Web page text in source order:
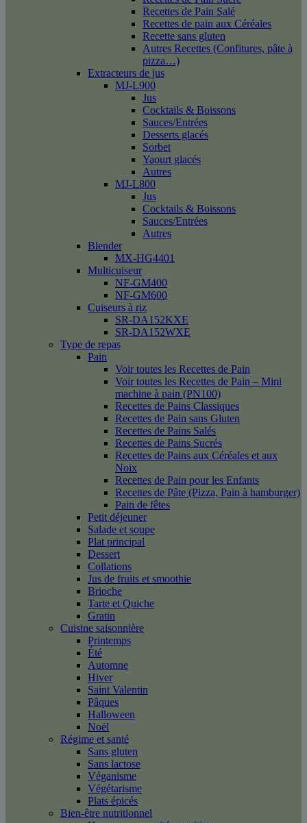
Recettes de Pain Salé
Recettes de pain aux Céréales
Recette sans gluten
Autres Recettes (Confitures, pâte à
pizza…)
Extracteurs de jus
MJ-L900
Jus
Cocktails & Boissons
Sauces/Entrées
Desserts glacés
Sorbet
Yaourt glacés
Autres
MJ-L800
Jus
Cocktails & Boissons
Sauces/Entrées
Autres
Blender
MX-HG4401
Multicuiseur
NF-GM400
NF-GM600
Cuiseurs à riz
SR-DA152KXE
SR-DA152WXE
Type de repas
Pain
Voir toutes les Recettes de Pain
Voir toutes les Recettes de Pain – Mini
machine à pain (PN100)
Recettes de Pains Classiques
Recettes de Pain sans Gluten
Recettes de Pains Salés
Recettes de Pains Sucrés
Recettes de Pains aux Céréales et aux
Noix
Recettes de Pain pour les Enfants
Recettes de Pâte (Pizza, Pain à hamburger)
Pain de fêtes
Petit déjeuner
Salade et soupe
Plat principal
Dessert
Collations
Jus de fruits et smoothie
Brioche
Tarte et Quiche
Gratin
Cuisine saisonnière
Printemps
Été
Automne
Hiver
Saint Valentin
Pâques
Halloween
Noël
Régime et santé
Sans gluten
Sans lactose
Véganisme
Végétarisme
Plats épicés
Bien-être nutritionnel